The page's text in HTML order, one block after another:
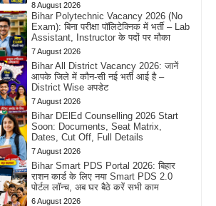
8 August 2026
Bihar Polytechnic Vacancy 2026 (No
Exam): बिना परीक्षा पॉलिटेक्निक में भर्ती – Lab
Assistant, Instructor के पदों पर मौका
7 August 2026
Bihar All District Vacancy 2026: जानें
आपके जिले में कौन-सी नई भर्ती आई है –
District Wise अपडेट
7 August 2026
Bihar DElEd Counselling 2026 Start
Soon: Documents, Seat Matrix,
Dates, Cut Off, Full Details
7 August 2026
Bihar Smart PDS Portal 2026: बिहार
राशन कार्ड के लिए नया Smart PDS 2.0
पोर्टल लॉन्च, अब घर बैठे करें सभी काम
6 August 2026